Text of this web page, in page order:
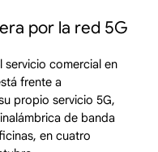
por la red 5G
servicio comercial en
frente a
propio servicio 5G,
de banda
en cuatro